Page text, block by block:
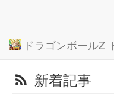
ドラゴンボールZ
新着記事